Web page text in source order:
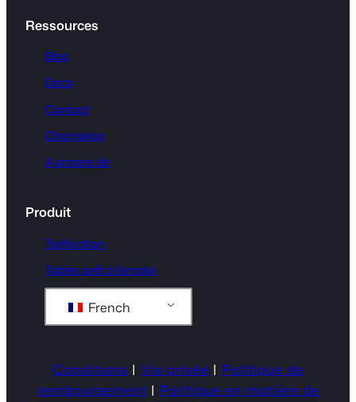
Ressources
Blog
Docs
Contact
Changelog
A propos de
Produit
Tarification
Tables prêt à l'emploi
French
Conditions | Vie privée | Politique de
remboursement | Politique en matière de